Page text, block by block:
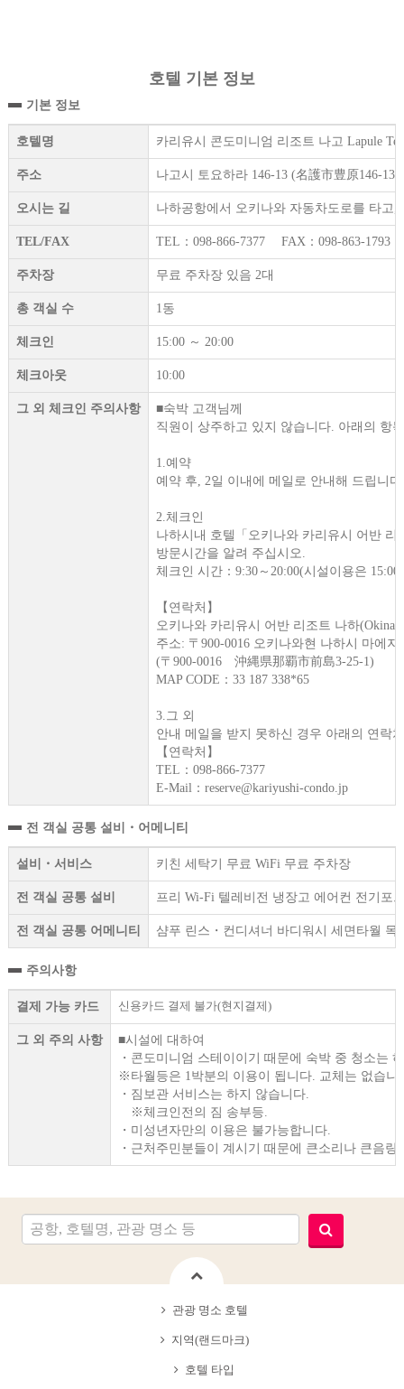
호텔 기본 정보
기본 정보
호텔명 카리유시 콘도미니엄 리조트 나고 Lapule
주소 나고시 토요하라 146-13 (名護市豊原146-13 )
오시는 길 나하공항에서 오키나와 자동차도로를 타고
TEL/FAX TEL：098-866-7377 FAX：098-863-1793
주차장 무료 주차장 있음 2대
총 객실 수 1동
체크인 15:00 ～ 20:00
체크아웃 10:00
그 외 체크인 주의사항
■숙박 고객님께
직원이 상주하고 있지 않습니다. 아래의 항
1.예약
예약 후, 2일 이내에 메일로 안내해 드립니
2.체크인
나하시내 호텔「오키나와 카리유시 어반 리
방문시간을 알려 주십시오.
체크인 시간：9:30～20:00(시설이용은
【연락처】
오키나와 카리유시 어반 리조트 나하
주소: 〒900-0016 오키나와현 나하시 마에지
(〒900-0016 沖縄県那覇市前島3-25-1)
MAP CODE：33 187 338*65
3.그 외
안내 메일을 받지 못하신 경우 아래의 연락
【연락처】
TEL：098-866-7377
E-Mail：reserve@kariyushi-condo.jp
전 객실 공통 설비・어메니티
설비・서비스 키친 세탁기 무료 WiFi 무료 주차장
전 객실 공통 설비 프리 Wi-Fi 텔레비전 냉장고 에어컨 전기포
전 객실 공통 어메니티 샴푸 린스・컨디셔너 바디워시 세면타월
주의사항
결제 가능 카드 신용카드 결제 불가(현지결제)
그 외 주의 사항
■시설에 대하여
・콘도미니엄 스테이이기 때문에 숙박 중 청소는
※타월등은 1박분의 이용이 됩니다. 교체는 없습니
・짐보관 서비스는 하지 않습니다.
※체크인전의 짐 송부등.
・미성년자만의 이용은 불가능합니다.
・근처주민분들이 계시기 때문에 큰소리나 큰음
관광 명소 호텔
지역(랜드마크)
호텔 타입